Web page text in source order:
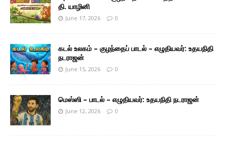
தி. யாழினி
June 17, 2026 0
கடல் உலகம் – குழந்தைப் பாடல் – எழுதியவர்: உதயநிதி
நடராஜன்
June 15, 2026 0
மெஸ்ஸி – பாடல் – எழுதியவர்: உதயநிதி நடராஜன்
June 12, 2026 0